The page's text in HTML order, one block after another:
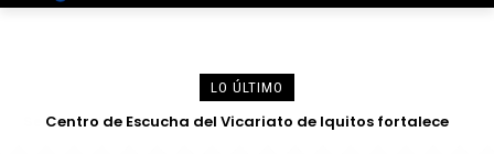
LO ÚLTIMO
Centro de Escucha del Vicariato de Iquitos fortalece